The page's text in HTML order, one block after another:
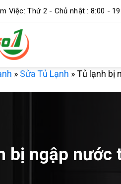
Việc: Thứ 2 - Chủ nhật : 8:00 -
» Sửa Tủ Lạnh »Tủ lạnh bị
bị ngập nước